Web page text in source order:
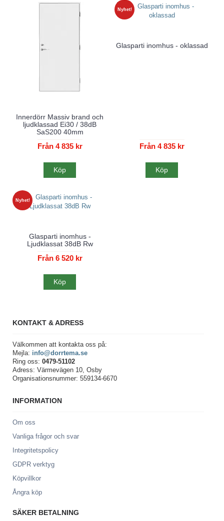
Innerdörr Massiv brand och
ljudklassad Ei30 / 38dB
SaS200 40mm
Från 4 835 kr
Köp
Nyhet!
Glasparti inomhus - oklassad
Från 4 835 kr
Köp
Nyhet!
Glasparti inomhus -
Ljudklassat 38dB Rw
Från 6 520 kr
Köp
KONTAKT & ADRESS
Välkommen att kontakta oss på:
Mejla: info@dorrtema.se
Ring oss: 0479-51102
Adress: Värmevägen 10, Osby
Organisationsnummer: 559134-6670
INFORMATION
Om oss
Vanliga frågor och svar
Integritetspolicy
GDPR verktyg
Köpvillkor
Ångra köp
SÄKER BETALNING